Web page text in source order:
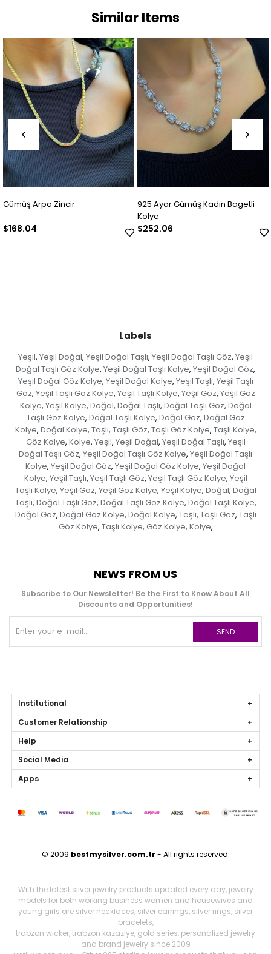
Similar Items
Arpa Zincir
925 Ayar Gümüş Kadın Bagetli
Kolye
$252.06
Labels
Yeşil, Yeşil Doğal, Yeşil Doğal Taşlı, Yeşil Doğal Taşlı Göz, Yeşil
Doğal Taşlı Göz Kolye, Yeşil Doğal Taşlı Kolye, Yeşil Doğal Göz,
Yeşil Doğal Göz Kolye, Yeşil Doğal Kolye, Yeşil Taşlı, Yeşil Taşlı
Göz, Yeşil Taşlı Göz Kolye, Yeşil Taşlı Kolye, Yeşil Göz, Yeşil Göz
Kolye, Yeşil Kolye, Doğal, Doğal Taşlı, Doğal Taşlı Göz, Doğal
Taşlı Göz Kolye, Doğal Taşlı Kolye, Doğal Göz, Doğal Göz
Kolye, Doğal Kolye, Taşlı, Taşlı Göz, Taşlı Göz Kolye, Taşlı Kolye,
Göz Kolye, Kolye, Yeşil, Yeşil Doğal, Yeşil Doğal Taşlı, Yeşil
Doğal Taşlı Göz, Yeşil Doğal Taşlı Göz Kolye, Yeşil Doğal Taşlı
Kolye, Yeşil Doğal Göz, Yeşil Doğal Göz Kolye, Yeşil Doğal
Kolye, Yeşil Taşlı, Yeşil Taşlı Göz, Yeşil Taşlı Göz Kolye, Yeşil
Taşlı Kolye, Yeşil Göz, Yeşil Göz Kolye, Yeşil Kolye, Doğal, Doğal
Taşlı, Doğal Taşlı Göz, Doğal Taşlı Göz Kolye, Doğal Taşlı Kolye,
Doğal Göz, Doğal Göz Kolye, Doğal Kolye, Taşlı, Taşlı Göz, Taşlı
Göz Kolye, Taşlı Kolye, Göz Kolye, Kolye,
NEWS FROM US
Subscribe to Our Newsletter! Be the First to Know About All
Discounts and Opportunities!
SEND
Institutional
Customer Relationship
Help
Social Media
Apps
© 2009 bestmysilver.com.tr - All rights reserved.
With the latest silver jewelry products updated every day, jewelry
models for both working business women and housewives and
young girls are silver necklaces, silver earrings, silver rings, silver
bracelets,
trabzon wicker, trabzon kazaziye, gold series, personalized jewelry
and brand jewelry since 2009